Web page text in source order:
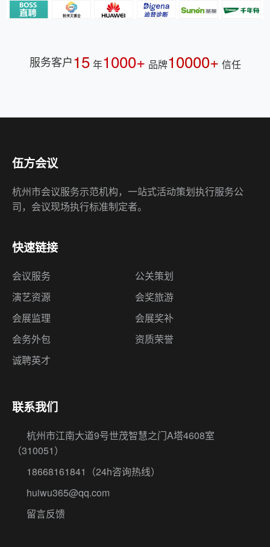
服务客户15 年1000+ 品牌10000+ 信任
伍方会议
杭州市会议服务示范机构，一站式活动策划执行服务公
司，会议现场执行标准制定者。
快速链接
会议服务
公关策划
演艺资源
会奖旅游
会展监理
会展奖补
会务外包
资质荣誉
诚聘英才
联系我们
杭州市江南大道9号世茂智慧之门A塔4608室
（310051）
18668161841
（24h咨询热线）
huiwu365@qq.com
留言反馈